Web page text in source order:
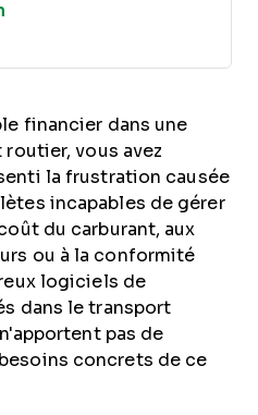
financier dans une
vous avez
la frustration causée
incapables de gérer
du carburant, aux
ou à la conformité
logiciels de
dans le transport
pas de
concrets de ce